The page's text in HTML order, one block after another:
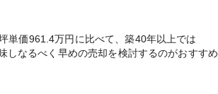
単価961.4万円に比べて、築40年以上では
なるべく早めの売却を検討するのがおすすめ